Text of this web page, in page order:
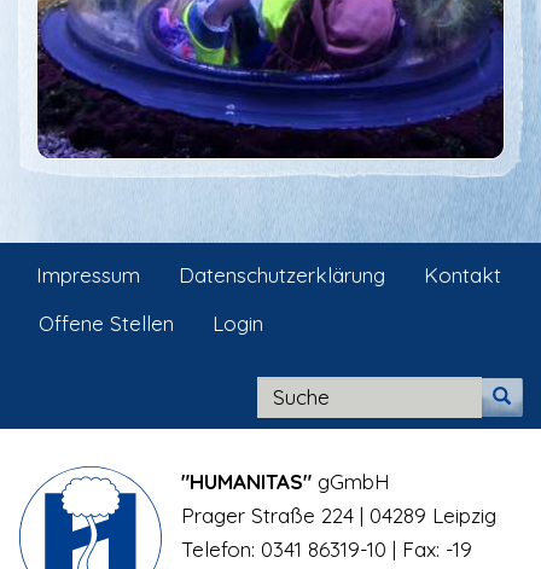
Impressum Datenschutzerklärung
Kontakt
Offene Stellen
Login
"HUMANITAS" gGmbH
Prager Straße 224 | 04289 Leipzig
Telefon: 0341 86319-10 | Fax: -19